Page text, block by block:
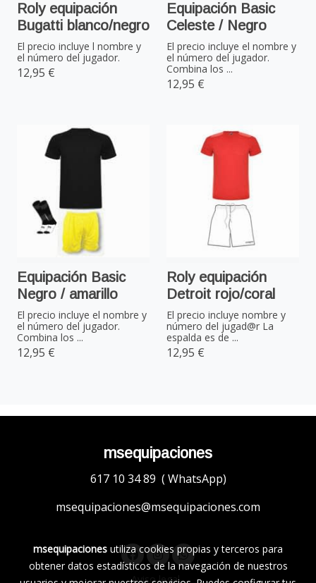
Roly equipación
Bugatti blanco/negro
El precio incluye l nombre y
el número del jugador.
12,95 €
Equipación Basic
Celeste / Negro
El precio incluye el nombre y
el número del jugador.
Combina los ...
12,95 €
Equipación Basic
Negro / amarillo
El precio incluye el nombre y
el número del jugador.
Combina los ...
12,95 €
Roly equipación
Detroit rojo/coral
El precio incluye nombre y
número del jugad@r La
espalda es de ...
12,95 €
msequipaciones
617 10 34 89 ( WhatsApp)
msequipaciones@msequipaciones.com
Aviso legal
msequipaciones utiliza cookies propias y terceros para
obtener datos estadísticos de la navegación de nuestros